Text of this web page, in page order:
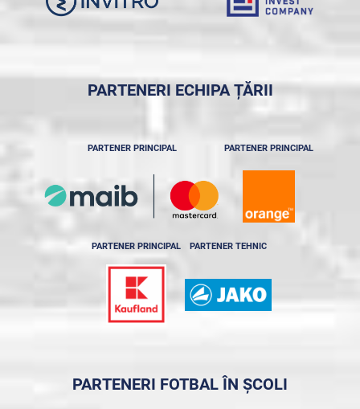
PARTENERI ECHIPA ȚĂRII
PARTENER PRINCIPAL PARTENER PRINCIPAL
PARTENER PRINCIPAL PARTENER TEHNIC
PARTENERI FOTBAL ÎN ȘCOLI